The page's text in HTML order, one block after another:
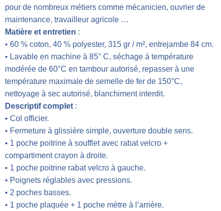
pour de nombreux métiers comme mécanicien, ouvrier de
maintenance, travailleur agricole …
Matière et entretien :
• 60 % coton, 40 % polyester, 315 gr / m², entrejambe 84 cm.
• Lavable en machine à 85° C, séchage à température
modérée de 60°C en tambour autorisé, repasser à une
température maximale de semelle de fer de 150°C,
nettoyage à sec autorisé, blanchiment interdit.
Descriptif complet :
• Col officier.
• Fermeture à glissière simple, ouverture double sens.
• 1 poche poitrine à soufflet avec rabat velcro +
compartiment crayon à droite.
• 1 poche poitrine rabat velcro à gauche.
• Poignets réglables avec pressions.
• 2 poches basses.
• 1 poche plaquée + 1 poche mètre à l’arrière.